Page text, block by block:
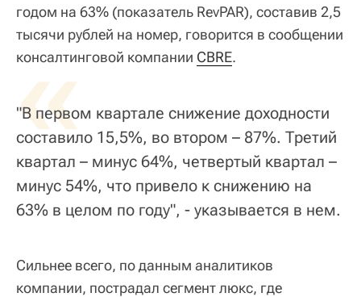
годом на 63% (показатель RevPAR), составив 2,5
тысячи рублей на номер, говорится в сообщении
консалтинговой компании CBRE.
«
"В первом квартале снижение доходности
составило 15,5%, во втором – 87%. Третий
квартал – минус 64%, четвертый квартал –
минус 54%, что привело к снижению на
63% в целом по году", - указывается в нем.
Сильнее всего, по данным аналитиков
компании, пострадал сегмент люкс, где